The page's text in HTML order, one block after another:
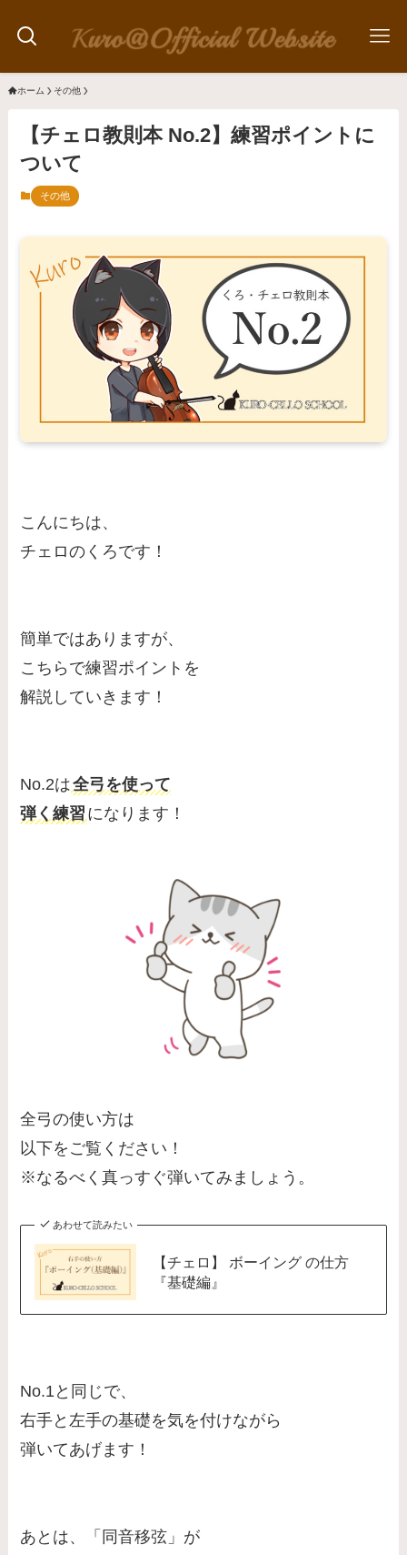
ホーム その他
【チェロ教則本 No.2】練習ポイントに
ついて
その他
こんにちは、
チェロのくろです！
簡単ではありますが、
こちらで練習ポイントを
解説していきます！
No.2は全弓を使って
弾く練習 になります！
全弓の使い方は
以下をご覧ください！
※なるべく真っすぐ弾いてみましょう。
あわせて読みたい
【チェロ】 ボーイング の仕方
『基礎編』
No.1と同じで、
右手と左手の基礎を気を付けながら
弾いてあげます！
あとは、「同音移弦」が